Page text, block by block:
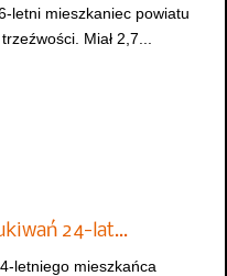
letni mieszkaniec powiatu
Miał 2,7...
24-lat…
letniego mieszkańca